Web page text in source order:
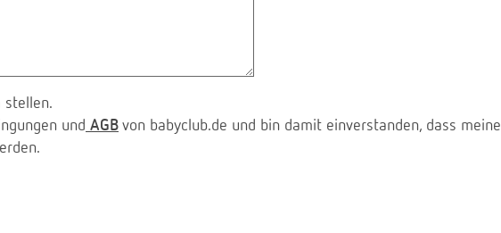
stellen.
und AGB von babyclub.de und bin damit einverstanden, dass meine